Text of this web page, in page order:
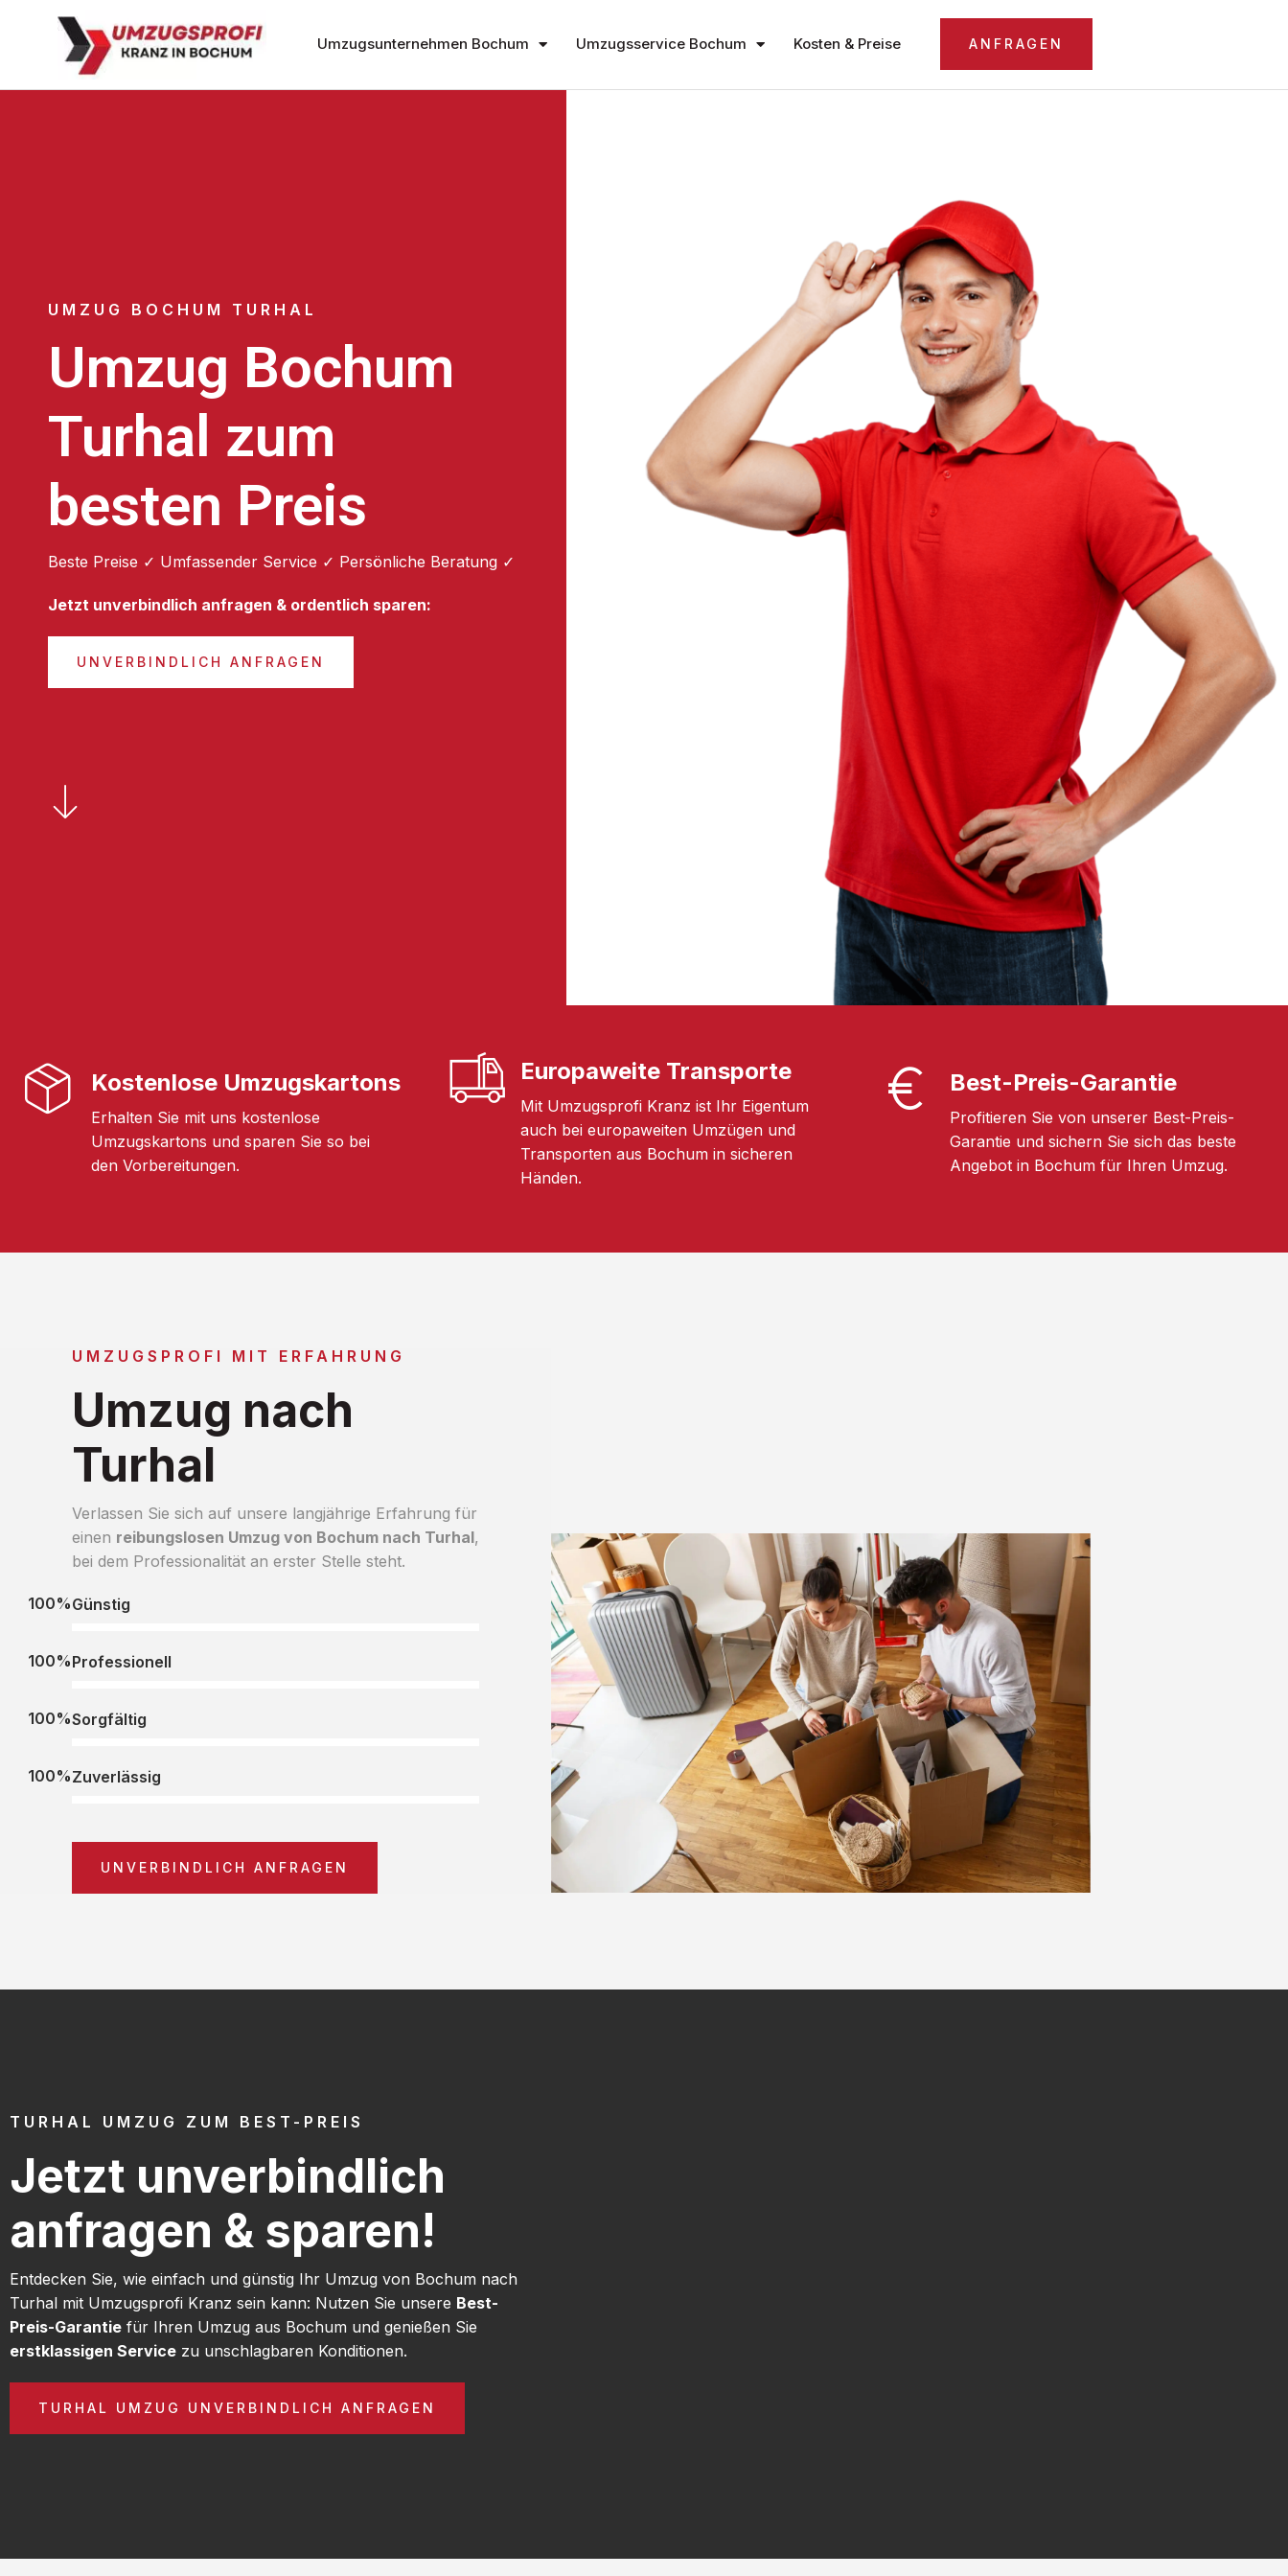
Umzugsunternehmen Bochum Umzugsservice Bochum Kosten & Preise ANFRAGEN
UMZUG BOCHUM TURHAL
Umzug Bochum
Turhal zum
besten Preis
Beste Preise ✓ Umfassender Service ✓ Persönliche Beratung ✓
Jetzt unverbindlich anfragen & ordentlich sparen:
UNVERBINDLICH ANFRAGEN
Kostenlose Umzugskartons
Erhalten Sie mit uns kostenlose
Umzugskartons und sparen Sie so bei
den Vorbereitungen.
Europaweite Transporte
Mit Umzugsprofi Kranz ist Ihr Eigentum
auch bei europaweiten Umzügen und
Transporten aus Bochum in sicheren
Händen.
Best-Preis-Garantie
Profitieren Sie von unserer Best-Preis-
Garantie und sichern Sie sich das beste
Angebot in Bochum für Ihren Umzug.
UMZUGSPROFI MIT ERFAHRUNG
Umzug nach
Turhal
Verlassen Sie sich auf unsere langjährige Erfahrung für
einen reibungslosen Umzug von Bochum nach Turhal,
bei dem Professionalität an erster Stelle steht.
Günstig
100%
Professionell
100%
Sorgfältig
100%
Zuverlässig
100%
UNVERBINDLICH ANFRAGEN
TURHAL UMZUG ZUM BEST-PREIS
Jetzt unverbindlich
anfragen & sparen!
Entdecken Sie, wie einfach und günstig Ihr Umzug von Bochum nach
Turhal mit Umzugsprofi Kranz sein kann: Nutzen Sie unsere Best-
Preis-Garantie für Ihren Umzug aus Bochum und genießen Sie
erstklassigen Service zu unschlagbaren Konditionen.
TURHAL UMZUG UNVERBINDLICH ANFRAGEN